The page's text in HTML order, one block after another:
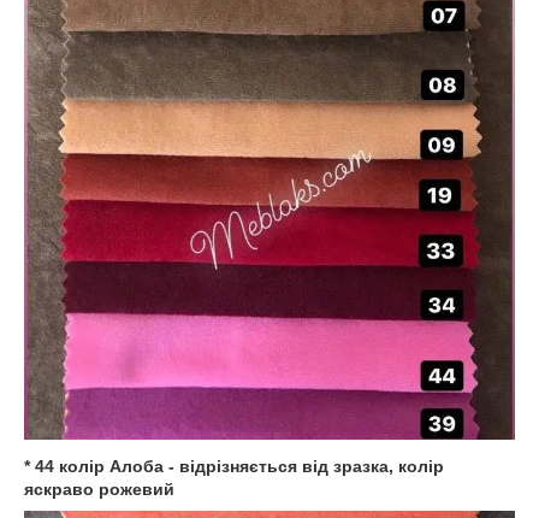
* 44 колір Алоба - відрізняється від зразка, колір
яскраво рожевий